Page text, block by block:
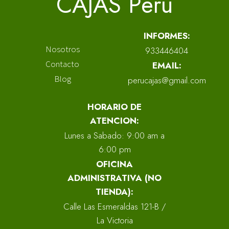
Nosotros
Contacto
Blog
INFORMES:
933446404
EMAIL:
perucajas@gmail.com
HORARIO DE
ATENCION:
Lunes a Sabado: 9:00 am a
6:00 pm
OFICINA
ADMINISTRATIVA (NO
TIENDA):
Calle Las Esmeraldas 121-B /
La Victoria